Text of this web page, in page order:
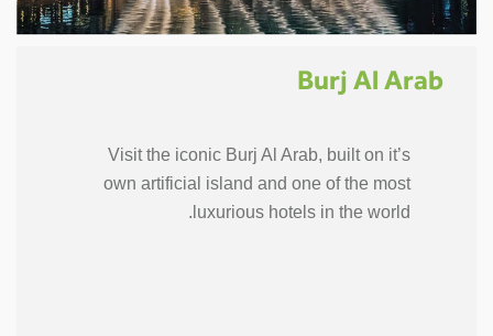
Burj Al Arab
Visit the iconic Burj Al Arab, built on it’s
own artificial island and one of the most
luxurious hotels in the world.